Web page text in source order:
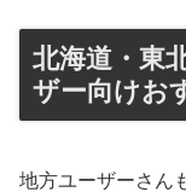
北海道・東
ザー向けお
地方ユーザーさん